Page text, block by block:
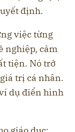
định.
việc từng
nghiệp, cảm
tiện. Nó trở
trị cá nhân.
dụ điển hình